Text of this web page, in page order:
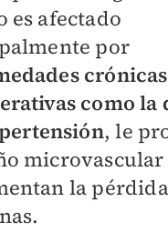
es afectado
por
crónicas
como la
, le
microvascular
la